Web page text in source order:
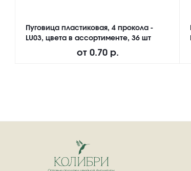
Пуговица пластиковая, 4 прокола -
LU03, цвета в ассортименте, 36 шт
от 0.70 р.